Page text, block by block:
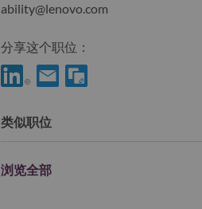
ability@lenovo.com
分享这个职位：
类似职位
浏览全部